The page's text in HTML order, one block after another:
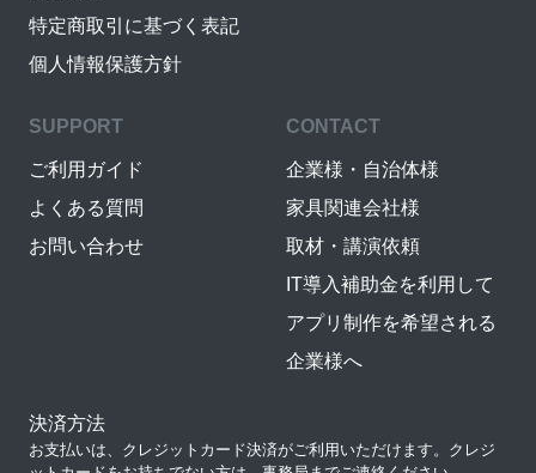
特定商取引に基づく表記
個人情報保護方針
SUPPORT
ご利用ガイド
よくある質問
お問い合わせ
CONTACT
企業様・自治体様
家具関連会社様
取材・講演依頼
IT導入補助金を利用して
アプリ制作を希望される
企業様へ
決済方法
お支払いは、クレジットカード決済がご利用いただけます。クレジ